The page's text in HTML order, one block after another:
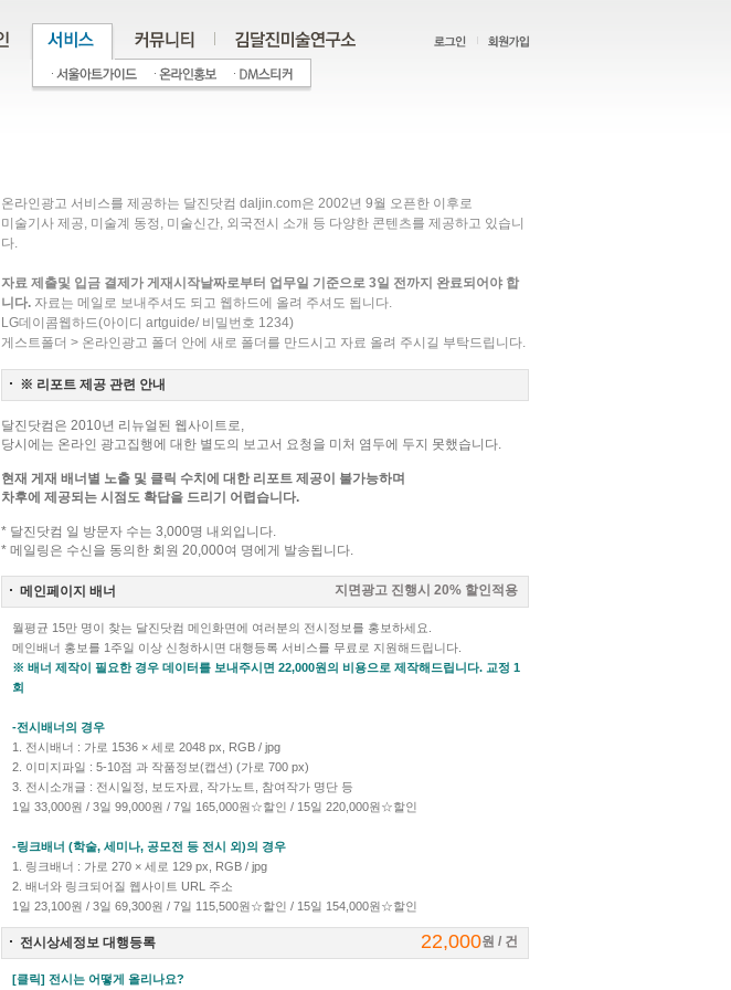
온라인광고 서비스를 제공하는 달진닷컴 daljin.com은 2002년 9월 오픈한 이후로
미술기사 제공, 미술계 동정, 미술신간, 외국전시 소개 등 다양한 콘텐츠를 제공하고 있습니
다.
자료 제출및 입금 결제가 게재시작날짜로부터 업무일 기준으로 3일 전까지 완료되어야 합
니다. 자료는 메일로 보내주셔도 되고 웹하드에 올려 주셔도 됩니다.
LG데이콤웹하드(아이디 artguide/ 비밀번호 1234)
게스트폴더 > 온라인광고 폴더 안에 새로 폴더를 만드시고 자료 올려 주시길 부탁드립니다.
※ 리포트 제공 관련 안내
달진닷컴은 2010년 리뉴얼된 웹사이트로,
당시에는 온라인 광고집행에 대한 별도의 보고서 요청을 미처 염두에 두지 못했습니다.
현재 게재 배너별 노출 및 클릭 수치에 대한 리포트 제공이 불가능하며
차후에 제공되는 시점도 확답을 드리기 어렵습니다.
* 달진닷컴 일 방문자 수는 3,000명 내외입니다.
* 메일링은 수신을 동의한 회원 20,000여 명에게 발송됩니다.
메인페이지 배너 지면광고 진행시 20% 할인적용
월평균 15만 명이 찾는 달진닷컴 메인화면에 여러분의 전시정보를 홍보하세요.
메인배너 홍보를 1주일 이상 신청하시면 대행등록 서비스를 무료로 지원해드립니다.
※ 배너 제작이 필요한 경우 데이터를 보내주시면 22,000원의 비용으로 제작해드립니다. 교정 1
회
-전시배너의 경우
1. 전시배너 : 가로 1536 × 세로 2048 px, RGB / jpg
2. 이미지파일 : 5-10점 과 작품정보(캡션) (가로 700 px)
3. 전시소개글 : 전시일정, 보도자료, 작가노트, 참여작가 명단 등
1일 33,000원 / 3일 99,000원 / 7일 165,000원☆할인 / 15일 220,000원☆할인
-링크배너 (학술, 세미나, 공모전 등 전시 외)의 경우
1. 링크배너 : 가로 270 × 세로 129 px, RGB / jpg
2. 배너와 링크되어질 웹사이트 URL 주소
1일 23,100원 / 3일 69,300원 / 7일 115,500원☆할인 / 15일 154,000원☆할인
전시상세정보 대행등록 22,000원 / 건
[클릭] 전시는 어떻게 올리나요?